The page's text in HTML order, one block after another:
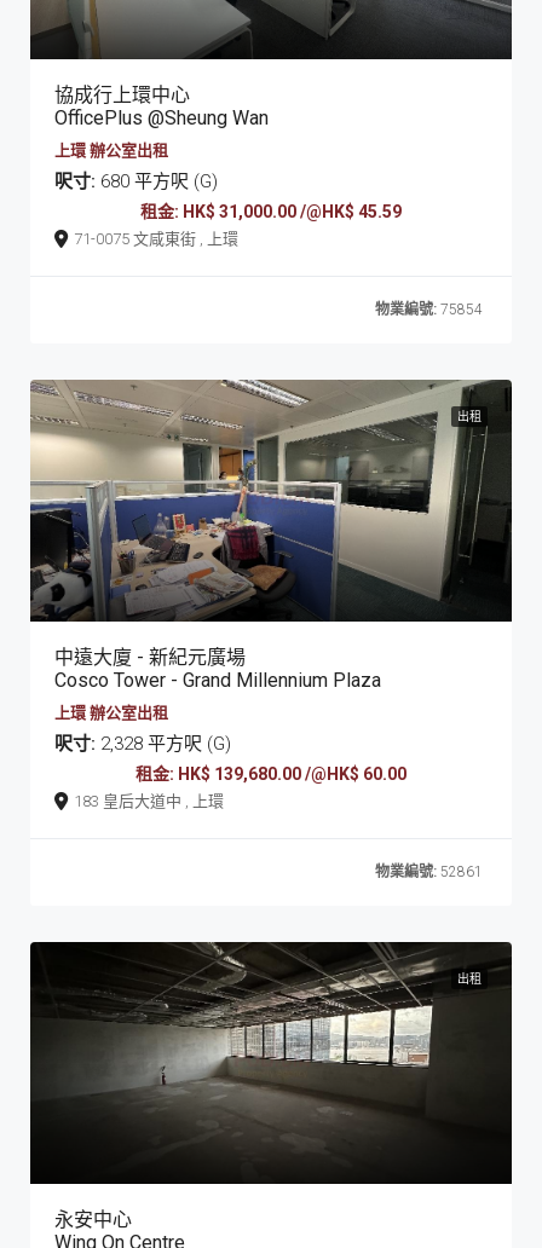
協成行上環中心
OfficePlus @Sheung Wan
上環 辦公室出租
呎寸: 680 平方呎 (G)
租金: HK$ 31,000.00 /@HK$ 45.59
71-0075 文咸東街 , 上環
物業編號: 75854
出租
中遠大廈 - 新紀元廣場
Cosco Tower - Grand Millennium Plaza
上環 辦公室出租
呎寸: 2,328 平方呎 (G)
租金: HK$ 139,680.00 /@HK$ 60.00
183 皇后大道中 , 上環
物業編號: 52861
出租
永安中心
Wing On Centre